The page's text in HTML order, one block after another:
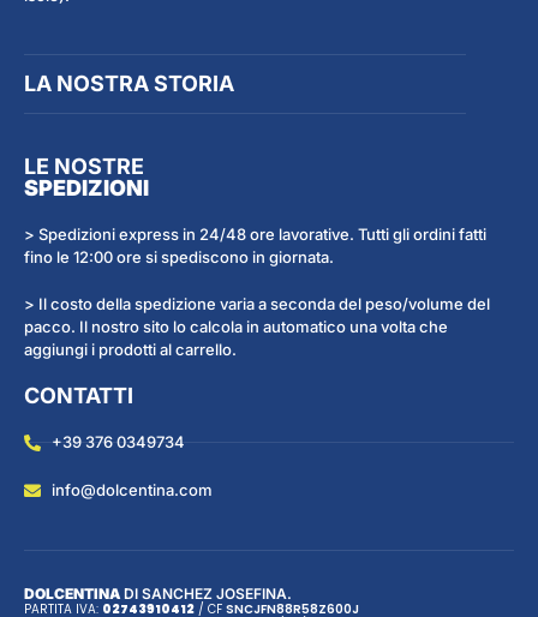
LA NOSTRA STORIA
LE NOSTRE
SPEDIZIONI
> Spedizioni express in 24/48 ore lavorative. Tutti gli ordini fatti
fino le 12:00 ore si spediscono in giornata.
> Il costo della spedizione varia a seconda del peso/volume del
pacco. Il nostro sito lo calcola in automatico una volta che
aggiungi i prodotti al carrello.
CONTATTI
+39 376 0349734
info@dolcentina.com
DOLCENTINA DI SANCHEZ JOSEFINA.
PARTITA IVA: 02743910412 / CF SNCJFN88R58Z600J